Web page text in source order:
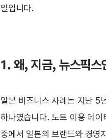
일입니다.
1. 왜, 지금, 뉴스픽스
일본 비즈니스 사례는 지난 5
하나였습니다. 노트 이용 데이
중에서 일본의 브랜드와 경영